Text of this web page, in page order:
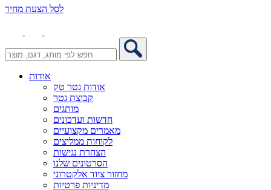
לסל הצעת מחיר
אודות
אודות גטר טק
קבוצת גטר
מותגים
חדשות ועדכונים
מאמרים מקצועיים
לקוחות ממליצים
הצהרת נגישות
הסרטונים שלנו
מחזור ציוד אלקטרוני
מדיניות פרטיות